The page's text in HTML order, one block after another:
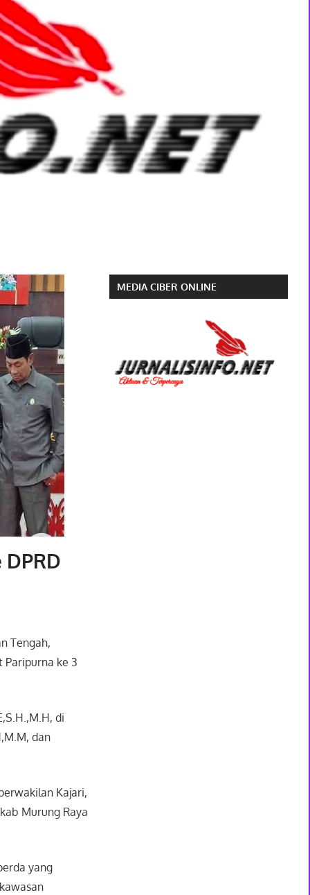
Tengah,
Paripurna ke 3
di
dan
Kajari,
Murung Raya
yang
MEDIA CIBER ONLINE